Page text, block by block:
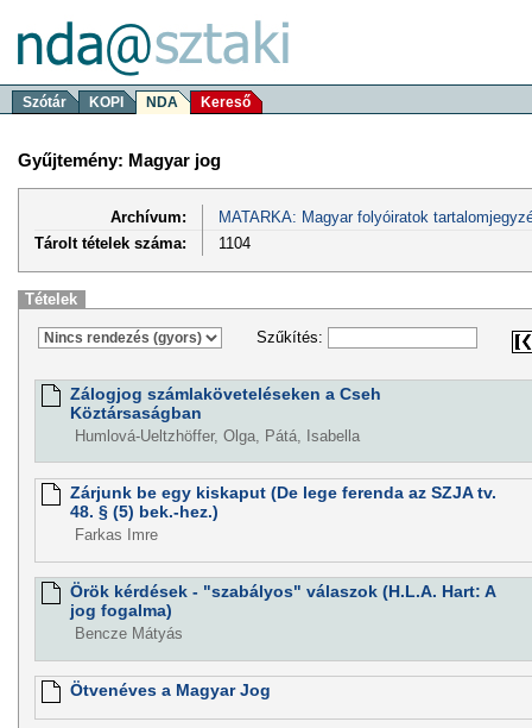
Szótár KOPI NDA Kereső
Gyűjtemény: Magyar jog
Archívum:
MATARKA: Magyar folyóiratok
Tárolt tételek száma:
1104
Tételek
Szűkítés:
Zálogjog számlaköveteléseken a Cseh
Köztársaságban
Humlová-Ueltzhöffer, Olga, Pátá, Isabella
Zárjunk be egy kiskaput (De lege ferenda az SZJA tv.
48. § (5) bek.-hez.)
Farkas Imre
Örök kérdések - "szabályos" válaszok (H.L.A. Hart: A
jog fogalma)
Bencze Mátyás
Ötvenéves a Magyar Jog